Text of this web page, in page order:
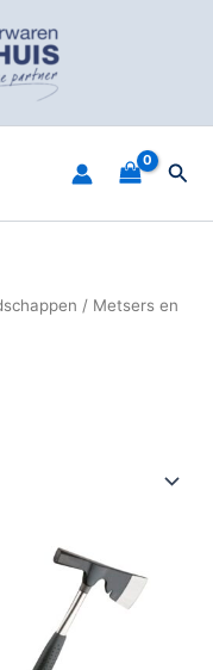
/ Metsers en